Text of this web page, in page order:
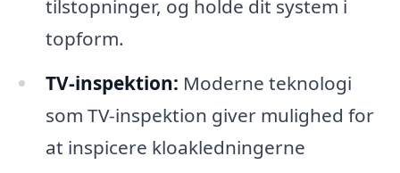
tilstopninger, og holde dit system i
topform.
TV-inspektion: Moderne teknologi
som TV-inspektion giver mulighed for
at inspicere kloakledningerne